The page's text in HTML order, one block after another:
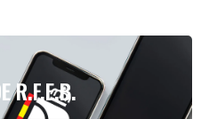
R.F.E.B.